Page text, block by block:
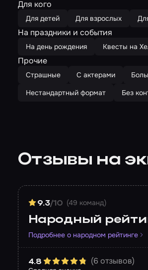
Для кого
Для детей Для взрослых
На праздники и события
На день рождения Квесты на
Прочие
Страшные С актерами
Нестандартный формат
Без
Отзывы на
9.3/10 (49 команд)
Народный
Подробнее о народном рейтинге
4.8 (6 отзывов)